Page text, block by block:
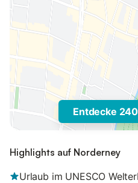
Entdecke
Highlights auf Norderney
Urlaub im UNESCO